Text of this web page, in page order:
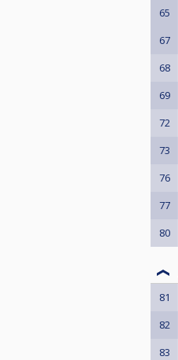
65
67
68
69
72
73
76
77
80
81
82
83